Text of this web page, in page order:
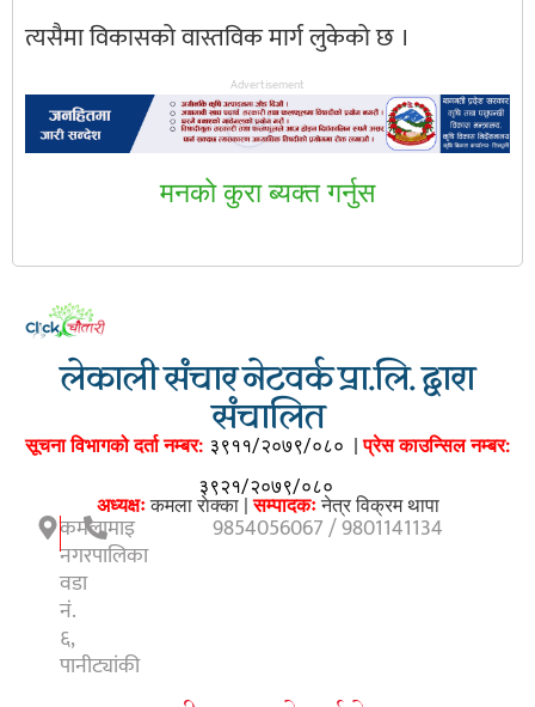
त्यसैमा विकासको वास्तविक मार्ग लुकेको छ ।
Advertisement
मनकाे कुरा ब्यक्त गर्नुस
लेकाली संचार नेटवर्क प्रा.लि. द्वारा
संचालित
सूचना विभागको दर्ता नम्बर: ३९११/२०७९/०८० |प्रेस काउन्सिल नम्बर:
३९२१/२०७९/०८०
अध्यक्षःकमला राेक्का |सम्पादकःनेत्र विक्रम थापा
कमलामाइ
नगरपालिका
वडा
नं.
६,
पानीट्यांकी
9854056067 / 9801141134